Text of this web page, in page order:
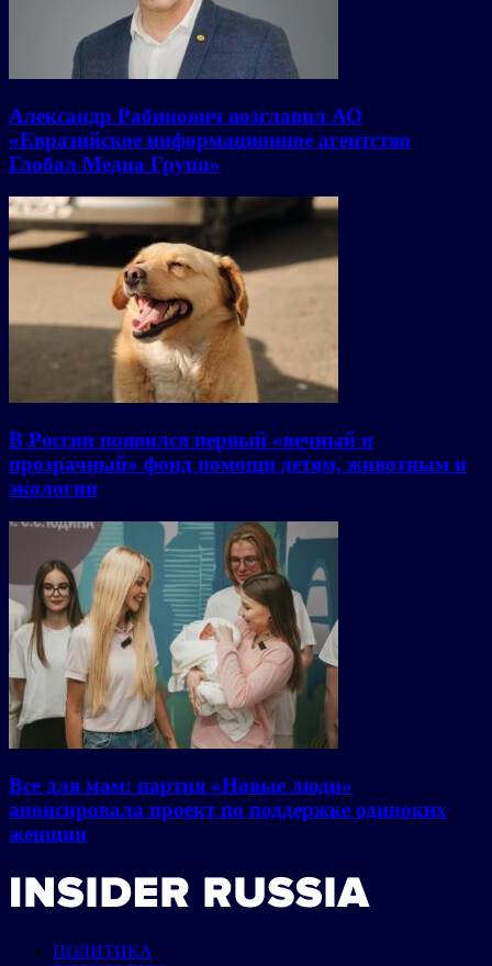
Александр Рабинович возглавил АО
«Евразийское информационное агентство
Глобал Медиа Групп»
В России появился первый «вечный и
прозрачный» фонд помощи детям, животным и
экологии
Все для мам: партия «Новые люди»
анонсировала проект по поддержке одиноких
женщин
ПОЛИТИКА